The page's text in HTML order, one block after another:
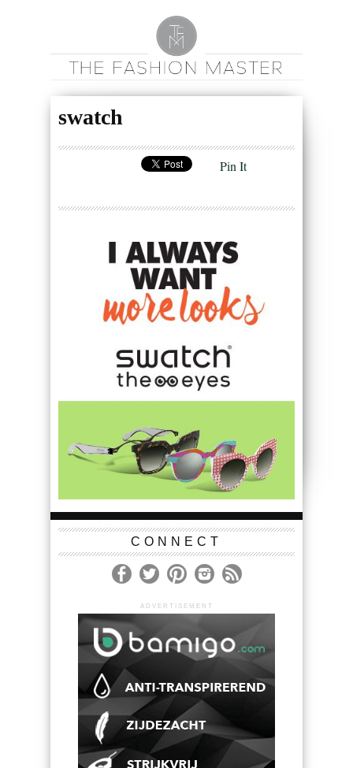
swatch
Pin It
CONNECT
ADVERTISEMENT